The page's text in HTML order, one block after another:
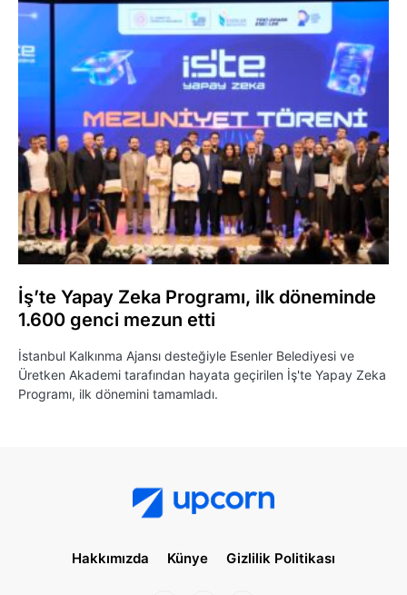
İş’te Yapay Zeka Programı, ilk döneminde
1.600 genci mezun etti
İstanbul Kalkınma Ajansı desteğiyle Esenler Belediyesi ve
Üretken Akademi tarafından hayata geçirilen İş'te Yapay Zeka
Programı, ilk dönemini tamamladı.
Hakkımızda Künye Gizlilik Politikası